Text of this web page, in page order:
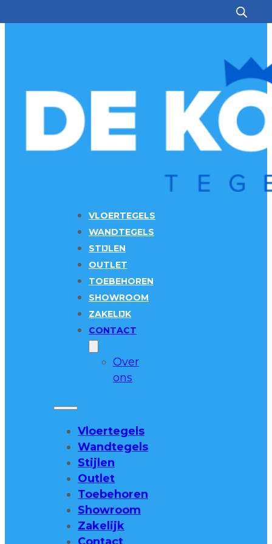
VLOERTEGELS
WANDTEGELS
STIJLEN
OUTLET
TOEBEHOREN
SHOWROOM
ZAKELIJK
CONTACT
Over
ons
Vloertegels
Wandtegels
Stijlen
Outlet
Toebehoren
Showroom
Zakelijk